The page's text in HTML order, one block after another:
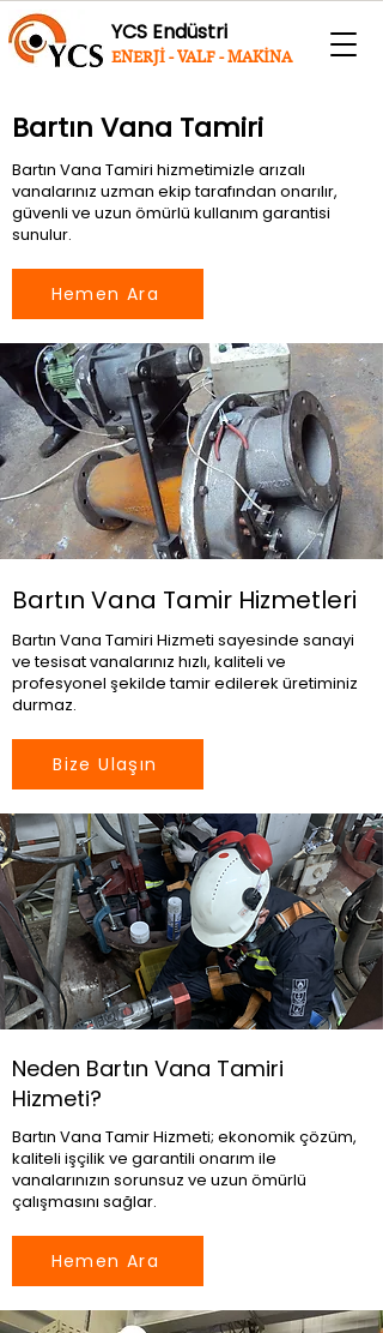
YCS Endüstri
ENERJİ - VALF - MAKİNA
Bartın Vana Tamiri
Bartın Vana Tamiri hizmetimizle arızalı
vanalarınız uzman ekip tarafından onarılır,
güvenli ve uzun ömürlü kullanım garantisi
sunulur.
Hemen Ara
Bartın Vana Tamir Hizmetleri
Bartın Vana Tamiri Hizmeti sayesinde sanayi
ve tesisat vanalarınız hızlı, kaliteli ve
profesyonel şekilde tamir edilerek üretiminiz
durmaz.
Bize Ulaşın
Neden Bartın Vana Tamiri
Hizmeti?
Bartın Vana Tamir Hizmeti; ekonomik çözüm,
kaliteli işçilik ve garantili onarım ile
vanalarınızın sorunsuz ve uzun ömürlü
çalışmasını sağlar.
Hemen Ara